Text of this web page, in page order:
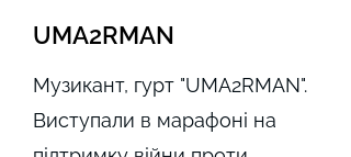
UMA2RMAN
Музикант, гурт "UMA2RMAN".
Виступали в марафоні на